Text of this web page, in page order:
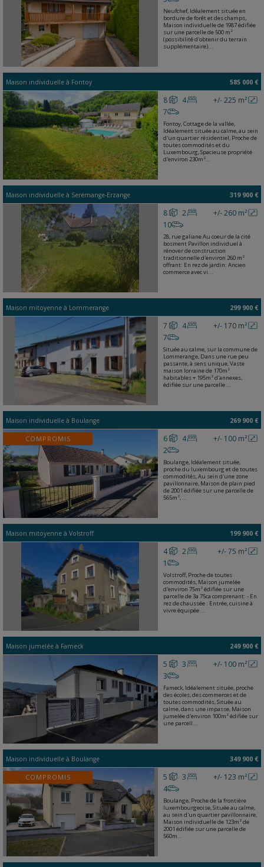
Neufchef, Idéalement située en
bordure de forêt et des champs,
Maison individuelle de 1987 édifiée
sur une parcelle de 500 m²
(possibilité d'obtenir du terrain
supplémentaire)...
Maison individuelle à Fontoy 585 000 €
+/- 225 m²
8
4
7
Fontoy, Cottage de la vallée,
Idéalement située au calme, au sein
d'un quartier résidentiel, Proche de
toutes commodités et du
Luxembourg, Spacieuse propriété
d'environ 230m²...
Maison individuelle à Serémange-Erzange 319 900 €
+/- 260 m²
8
2
10
28, rue galiane Au coeur de la cité
bosment Pavillon individuel à
rénover de construction
traditionnelle d'environ 260 m²
offrant: En rez de jardin: Ancien
commerce avec vi...
Maison mitoyenne à Lommerange 299 900 €
+/- 170 m²
7
4
7
Située au calme, sur la commune de
Lommerange, Dans une rue peu
passante, à sens unique, Vaste
maison lorraine de 170m²
habitables + 195m² d'annexes,
édifiée sur une parcelle ...
Maison individuelle à Boulange 269 900 €
COMPROMIS +/- 100 m²
6
4
2
Boulange, Idéalement située,
proche du luxembourg et de toutes
commodités, Au sein d'une zone
pavillonnaire, Maison de plain pied
de 2001 édifiée sur une parcelle de
565m², ...
Maison mitoyenne à Volstroff 199 900 €
+/- 75 m²
4
2
1
Volstroff, Proche de toutes
commodités, Maison jumelée
d'environ 75m² édifiée sur une
parcelle de 3a 75ca comprenant: - En
rez de chaussée : Entrée, cuisine à
vivre équipée ...
Maison jumelée à Fameck 249 900 €
+/- 100 m²
5
3
3
Fameck, Idéalement située, proche
des écoles, des commerces et de
toutes commodités, Située au
calme, dans une impasse, Maison
jumelée d'environ 100m² édifiée sur
une parcell...
Maison individuelle à Boulange 349 900 €
COMPROMIS +/- 123 m²
5
3
4
Boulange, Proche de la frontière
luxembourgeoise, Située au calme,
au sein d'un quartier pavillonnaire,
Maison individuelle de 123m² de
2001 édifiée sur une parcelle de
560m...